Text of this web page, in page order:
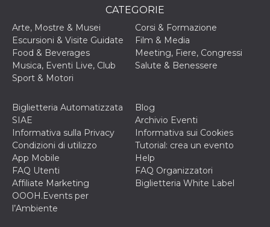
CATEGORIE
Arte, Mostre & Musei
Corsi & Formazione
Escursioni & Visite Guidate
Film & Media
Food & Beverages
Meeting, Fiere, Congressi
Musica, Eventi Live, Club
Salute & Benessere
Sport & Motori
Biglietteria Automatizzata
SIAE
Blog
Archivio Eventi
Informativa sulla Privacy
Informativa sui Cookies
Condizioni di utilizzo
Tutorial: crea un evento
App Mobile
Help
FAQ Utenti
FAQ Organizzatori
Affiliate Marketing
Biglietteria White Label
OOOH.Events per
l’Ambiente